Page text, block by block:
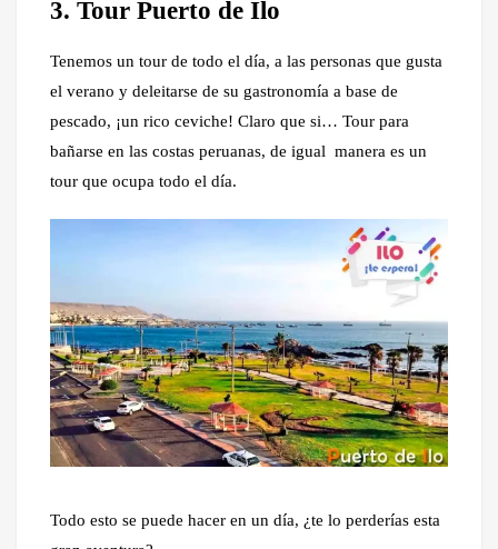
3. Tour Puerto de Ilo
Tenemos un tour de todo el día, a las personas que gusta
el verano y deleitarse de su gastronomía a base de
pescado, ¡un rico ceviche! Claro que si… Tour para
bañarse en las costas peruanas, de igual manera es un
tour que ocupa todo el día.
Todo esto se puede hacer en un día, ¿te lo perderías esta